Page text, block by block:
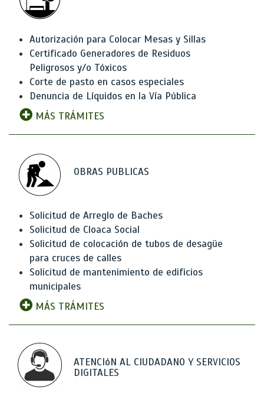
Autorización para Colocar Mesas y Sillas
Certificado Generadores de Residuos
Peligrosos y/o Tóxicos
Corte de pasto en casos especiales
Denuncia de Líquidos en la Vía Pública
MÁS TRÁMITES
OBRAS PUBLICAS
Solicitud de Arreglo de Baches
Solicitud de Cloaca Social
Solicitud de colocación de tubos de desagüe
para cruces de calles
Solicitud de mantenimiento de edificios
municipales
MÁS TRÁMITES
ATENCIóN AL CIUDADANO Y SERVICIOS
DIGITALES